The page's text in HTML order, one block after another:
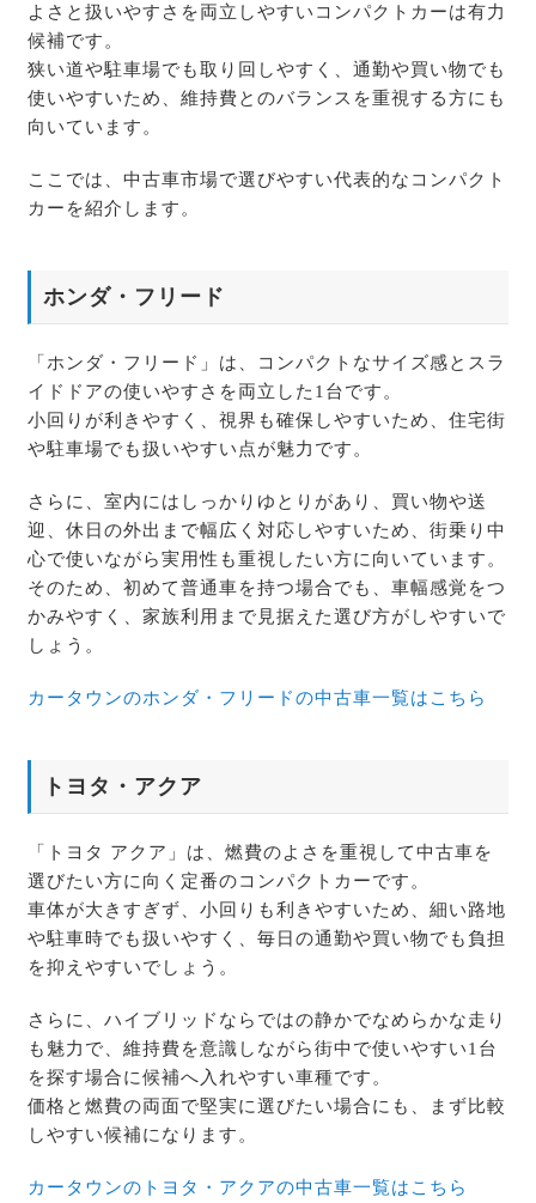
よさと扱いやすさを両立しやすいコンパクトカーは有力
候補です。
狭い道や駐車場でも取り回しやすく、通勤や買い物でも
使いやすいため、維持費とのバランスを重視する方にも
向いています。
ここでは、中古車市場で選びやすい代表的なコンパクト
カーを紹介します。
ホンダ・フリード
「ホンダ・フリード」は、コンパクトなサイズ感とスラ
イドドアの使いやすさを両立した1台です。
小回りが利きやすく、視界も確保しやすいため、住宅街
や駐車場でも扱いやすい点が魅力です。
さらに、室内にはしっかりゆとりがあり、買い物や送
迎、休日の外出まで幅広く対応しやすいため、街乗り中
心で使いながら実用性も重視したい方に向いています。
そのため、初めて普通車を持つ場合でも、車幅感覚をつ
かみやすく、家族利用まで見据えた選び方がしやすいで
しょう。
カータウンのホンダ・フリードの中古車一覧はこちら
トヨタ・アクア
「トヨタ アクア」は、燃費のよさを重視して中古車を
選びたい方に向く定番のコンパクトカーです。
車体が大きすぎず、小回りも利きやすいため、細い路地
や駐車時でも扱いやすく、毎日の通勤や買い物でも負担
を抑えやすいでしょう。
さらに、ハイブリッドならではの静かでなめらかな走り
も魅力で、維持費を意識しながら街中で使いやすい1台
を探す場合に候補へ入れやすい車種です。
価格と燃費の両面で堅実に選びたい場合にも、まず比較
しやすい候補になります。
カータウンのトヨタ・アクアの中古車一覧はこちら